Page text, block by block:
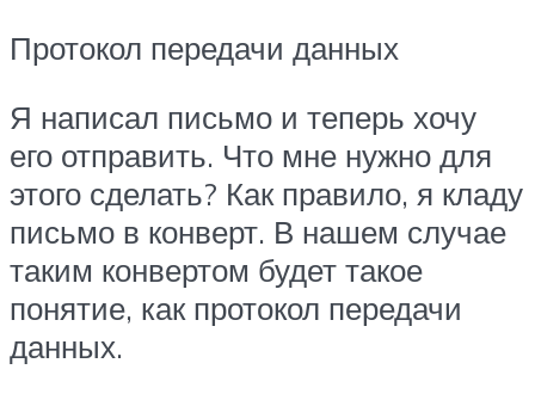
Протокол передачи данных
Я написал письмо и теперь хочу
его отправить. Что мне нужно для
этого сделать? Как правило, я кладу
письмо в конверт. В нашем случае
таким конвертом будет такое
понятие, как протокол передачи
данных.